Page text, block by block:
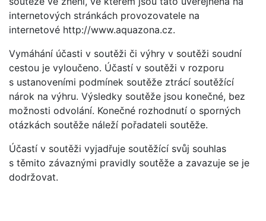
internetových stránkách provozovatele na
internetové http://www.aquazona.cz.
Vymáhání účasti v soutěži či výhry v soutěži soudní
cestou je vyloučeno. Účastí v soutěži v rozporu
s ustanoveními podmínek soutěže ztrácí soutěžící
nárok na výhru. Výsledky soutěže jsou konečné, bez
možnosti odvolání. Konečné rozhodnutí o sporných
otázkách soutěže náleží pořadateli soutěže.
Účastí v soutěži vyjadřuje soutěžící svůj souhlas
s těmito závaznými pravidly soutěže a zavazuje se je
dodržovat.